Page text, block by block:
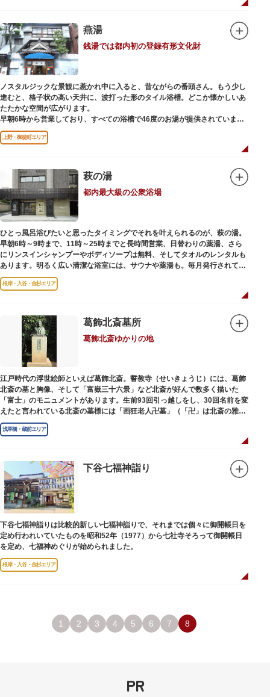
燕湯
銭湯では都内初の登録有形文化財
ノスタルジックな景観に惹かれ中に入ると、昔ながらの番頭さん。もう少し
進むと、格子状の高い天井に、波打った形のタイル浴槽。どこか懐かしいあ
たたかな空間が広がります。
早朝6時から営業しており、すべての浴槽で46度のお湯が提供されていま
す。常連の方々を魅了するのは早朝のこの少し熱めの温度のお湯と昔ながら
の懐かしさでしょうか。
店頭の屋根瓦や格子型天井等も昭和から引き継がれてきている歴史あるもの
りとご覧ください。
上野・御徒町エリア
萩の湯
都内最大級の公衆浴場
ひとっ風呂浴びたいと思ったタイミングでそれを叶えられるのが、萩の湯。
早朝6時～9時まで、11時～25時までと長時間営業、日替わりの薬湯、さら
にリンスインシャンプーやボディソープは無料、そしてタオルのレンタルも
あります。明るく広い清潔な浴室には、サウナや薬湯も。毎月発行されてい
る萩の湯だよりで薬湯の予定を確認すれば、お好みの薬湯を楽しめます。
また併設されたレストラン、食事処こもれびではおいしい食事だけでなく、
後これまた好きなタイミングで、おいしい食事をいただき、心も体も整えて
日々の生活を支えてくれる空間です。
根岸・入谷・金杉エリア
葛飾北斎墓所
葛飾北斎ゆかりの地
江戸時代の浮世絵師といえば葛飾北斎。誓教寺（せいきょうじ）には、葛飾
北斎の墓と胸像、そして「富嶽三十六景」など北斎が好んで数多く描いた
「富士」のモニュメントがあります。生前93回引っ越しをし、30回名前を変
えたと言われている北斎の墓標には「画狂老人卍墓」（「卍」は北斎の雅号
の一つ）とあり、辞世の句が刻まれています。毎年命日の4月18日には「北
斎忌」が開かれ、法要が営まれます。
浅草橋・蔵前エリア
下谷七福神詣り
下谷七福神詣りは比較的新しい七福神詣りで、それまでは個々に御開帳日を
定め行われいていたものを昭和52年（1977）から七社寺そろって御開帳日
を定め、七福神めぐりが始められました。
根岸・入谷・金杉エリア
1 2 3 4 5 6 7 8
PR